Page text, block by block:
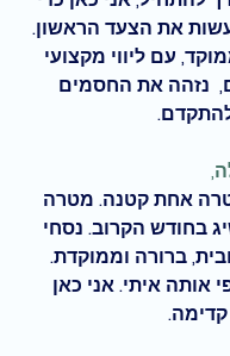
את הצעד הראשון.
עם ליווי מקצועי
נזהה את החסמים
אחת קטנה. מטרה
בחודש הקרוב. נסחי
ברורה וממוקדת.
אותה איתי. אני כאן
קדימה.